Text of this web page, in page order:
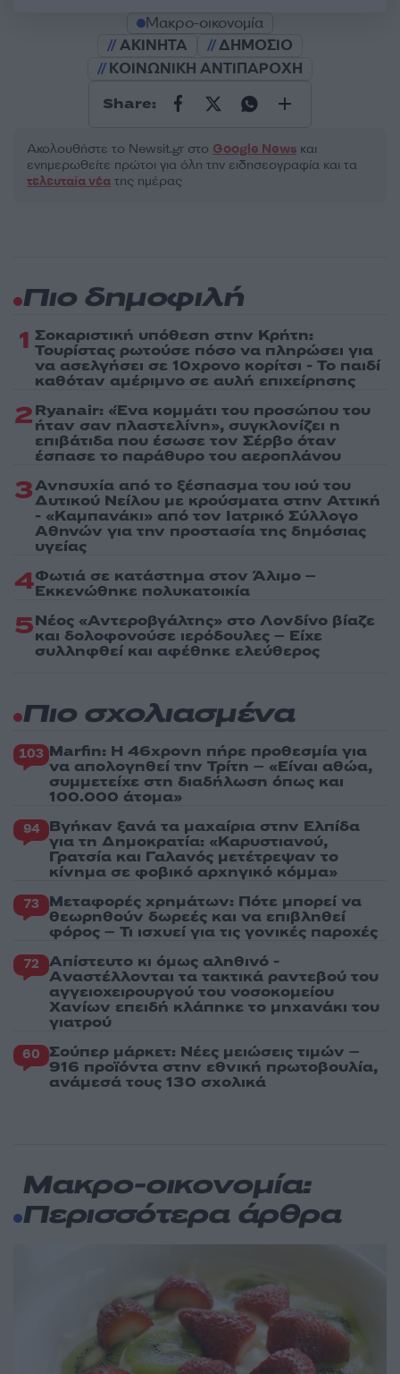
Μακρο-οικονομία
ΑΚΙΝΗΤΑ
ΔΗΜΟΣΙΟ
ΚΟΙΝΩΝΙΚΗ ΑΝΤΙΠΑΡΟΧΗ
Share:
Ακολουθήστε το Νewsit.gr στο Google News και
ενημερωθείτε πρώτοι για όλη την ειδησεογραφία και τα
τελευταία νέα της ημέρας
Πιο δημοφιλή
1 Σοκαριστική υπόθεση στην Κρήτη:
Τουρίστας ρωτούσε πόσο να πληρώσει για
να ασελγήσει σε 10χρονο κορίτσι - Το παιδί
καθόταν αμέριμνο σε αυλή επιχείρησης
2Ryanair: «Ένα κομμάτι του προσώπου του
ήταν σαν πλαστελίνη», συγκλονίζει η
επιβάτιδα που έσωσε τον Σέρβο όταν
έσπασε το παράθυρο του αεροπλάνου
3Ανησυχία από το ξέσπασμα του ιού του
Δυτικού Νείλου με κρούσματα στην Αττική
- «Καμπανάκι» από τον Ιατρικό Σύλλογο
Αθηνών για την προστασία της δημόσιας
υγείας
4Φωτιά σε κατάστημα στον Άλιμο –
Εκκενώθηκε πολυκατοικία
5Νέος «Αντεροβγάλτης» στο Λονδίνο βίαζε
και δολοφονούσε ιερόδουλες – Είχε
συλληφθεί και αφέθηκε ελεύθερος
Πιο σχολιασμένα
103 Marfin: Η 46χρονη πήρε προθεσμία για
να απολογηθεί την Τρίτη – «Είναι αθώα,
συμμετείχε στη διαδήλωση όπως και
100.000 άτομα»
94 Βγήκαν ξανά τα μαχαίρια στην Ελπίδα
για τη Δημοκρατία: «Καρυστιανού,
Γρατσία και Γαλανός μετέτρεψαν το
κίνημα σε φοβικό αρχηγικό κόμμα»
73 Μεταφορές χρημάτων: Πότε μπορεί να
θεωρηθούν δωρεές και να επιβληθεί
φόρος – Τι ισχυεί για τις γονικές παροχές
72 Απίστευτο κι όμως αληθινό -
Aναστέλλονται τα τακτικά ραντεβού του
αγγειοχειρουργού του νοσοκομείου
Χανίων επειδή κλάπηκε το μηχανάκι του
γιατρού
60 Σούπερ μάρκετ: Νέες μειώσεις τιμών –
916 προϊόντα στην εθνική πρωτοβουλία,
ανάμεσά τους 130 σχολικά
Μακρο-οικονομία:
Περισσότερα άρθρα